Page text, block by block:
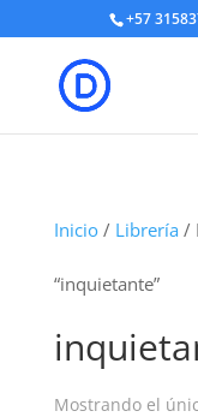
+57
Inicio/ Librería /
“inquietante”
Mostrando el